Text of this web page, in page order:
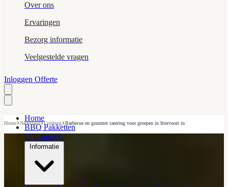
Over ons
Ervaringen
Bezorg informatie
Veelgestelde vragen
Inloggen Offerte
Home
BBQ Pakketten
Gourmetten
Informatie
Home›Nederland›Limburg›Barbecue en gourmet catering voor groepen in Ittervoort in